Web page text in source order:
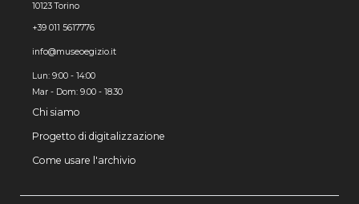
10123 Torino
+39 011 5617776
info@museoegizio.it
Lun: 9:00 - 14:00
Mar - Dom: 9.00 - 18.30
Chi siamo
Progetto di digitalizzazione
Come usare l'archivio